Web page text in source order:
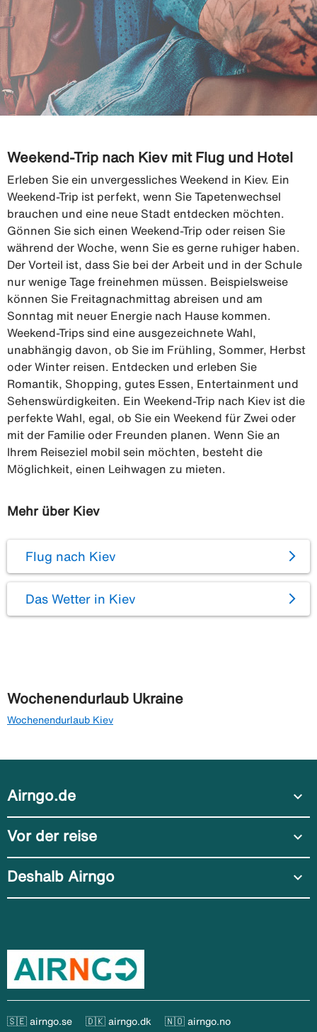
Weekend-Trip nach Kiev mit Flug und Hotel
Erleben Sie ein unvergessliches Weekend in Kiev. Ein
Weekend-Trip ist perfekt, wenn Sie Tapetenwechsel
brauchen und eine neue Stadt entdecken möchten.
Gönnen Sie sich einen Weekend-Trip oder reisen Sie
während der Woche, wenn Sie es gerne ruhiger haben.
Der Vorteil ist, dass Sie bei der Arbeit und in der Schule
nur wenige Tage freinehmen müssen. Beispielsweise
können Sie Freitagnachmittag abreisen und am
Sonntag mit neuer Energie nach Hause kommen.
Weekend-Trips sind eine ausgezeichnete Wahl,
unabhängig davon, ob Sie im Frühling, Sommer, Herbst
oder Winter reisen. Entdecken und erleben Sie
Romantik, Shopping, gutes Essen, Entertainment und
Sehenswürdigkeiten. Ein Weekend-Trip nach Kiev ist die
perfekte Wahl, egal, ob Sie ein Weekend für Zwei oder
mit der Familie oder Freunden planen. Wenn Sie an
Ihrem Reiseziel mobil sein möchten, besteht die
Möglichkeit, einen Leihwagen zu mieten.
Mehr über Kiev
Flug nach Kiev
Das Wetter in Kiev
Wochenendurlaub Ukraine
Wochenendurlaub Kiev
Airngo.de expand_more
Vor der reise expand_more
Deshalb Airngo expand_more
🇸🇪 airngo.se 🇩🇰 airngo.dk 🇳🇴 airngo.no